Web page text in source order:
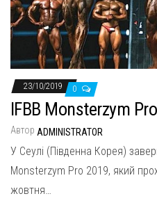
23/10/2019 0
IFBB Monsterzym
Автор ADMINISTRATOR
У Сеулі (Південна Корея)
Monsterzym Pro 2019, який
жовтня…